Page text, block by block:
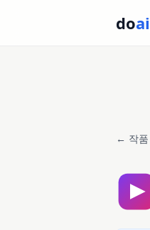
doai
← 작품